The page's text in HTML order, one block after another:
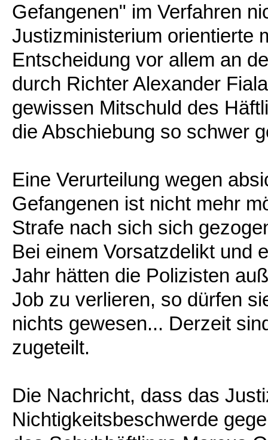
Gefangenen" im Verfahren
Justizministerium orientierte
Entscheidung vor allem an
durch Richter Alexander
gewissen Mitschuld des
die Abschiebung so schwer
Eine Verurteilung wegen
Gefangenen ist nicht mehr
Strafe nach sich sich
Bei einem Vorsatzdelikt und
Jahr hätten die Polizisten
Job zu verlieren, so dürfen
nichts gewesen... Derzeit
zugeteilt.
Die Nachricht, dass das
Nichtigkeitsbeschwerde